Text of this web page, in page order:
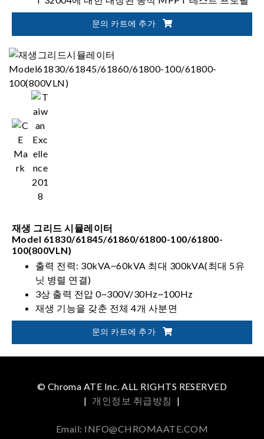
실제 세계 날씨 시뮬레이션
다중 MPPT 테스트에 대해 최대 6채널 SAS 제어 지
섀도우 I-V 곡선 출력 시뮬레이션(최대 4,096개 데
이터 지점)
문의 카트에 추가
재생 그리드 시뮬레이터
Model 61830/61845/61860/61800-100/61800-
100(800VLN)
출력 전력: 30kVA~60kVA 최대 300kVA(최대 5유
닛 병렬 연결)
3상 출력 전압 0~300V/30Hz~100Hz
재생 기능을 갖춘 전체 4개 사분면
전력선 왜곡 시뮬레이션 가능
문의 카트에 추가
© Chroma ATE Inc. ALL RIGHTS RESERVED
| 개인정보 취급방침 |
Email: INFO@CHROMAATE.COM